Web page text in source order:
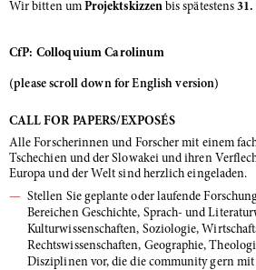
Wir bitten um Projektskizzenbis spätestens31.
CfP: Colloquium Carolinum
(please scroll down for English version)
CALL FOR PAPERS/EXPOSÉS
Alle Forscherinnen und Forscher mit einem
Tschechien und der Slowakei und ihren
Europa und der Welt sind herzlich eingeladen.
Stellen Sie geplante oder laufende
Bereichen Geschichte, Sprach- und
Kulturwissenschaften, Soziologie,
Rechtswissenschaften, Geographie,
Disziplinen vor, die die community gern